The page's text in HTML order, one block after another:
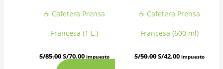
☕ Cafetera Prensa
Francesa (1 L.)
S/85.00S/70.00 impuesto
☕ Cafetera Prensa
Francesa (600 ml)
S/50.00S/42.00 impuesto